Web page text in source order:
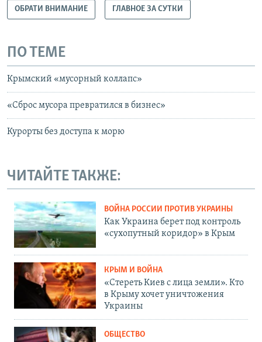
ОБРАТИ ВНИМАНИЕ ГЛАВНОЕ ЗА СУТКИ
ПО ТЕМЕ
Крымский «мусорный коллапс»
«Сброс мусора превратился в бизнес»
Курорты без доступа к морю
ЧИТАЙТЕ ТАКЖЕ:
ВОЙНА РОССИИ ПРОТИВ УКРАИНЫ
Как Украина берет под контроль
«сухопутный коридор» в Крым
КРЫМ И ВОЙНА
«Стереть Киев с лица земли». Кто
в Крыму хочет уничтожения
Украины
ОБЩЕСТВО